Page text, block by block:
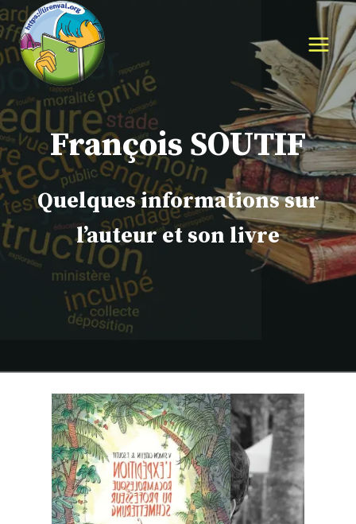
Aller
au
contenu
François SOUTIF
Quelques informations sur
l’auteur et son livre